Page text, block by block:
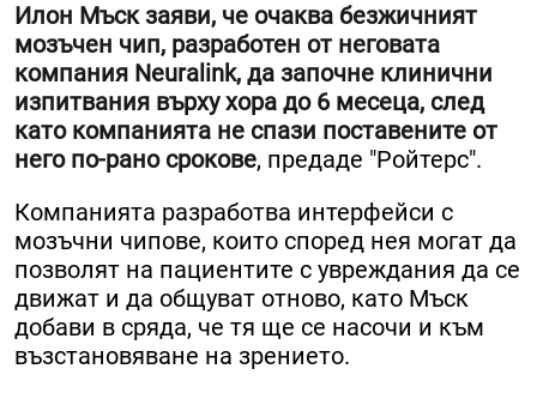
Илон Мъск заяви, че очаква безжичният
мозъчен чип, разработен от неговата
компания Neuralink, да започне клинични
изпитвания върху хора до 6 месеца, след
като компанията не спази поставените от
него по-рано срокове, предаде "Ройтерс".
Компанията разработва интерфейси с
мозъчни чипове, които според нея могат да
позволят на пациентите с увреждания да се
движат и да общуват отново, като Мъск
добави в сряда, че тя ще се насочи и към
възстановяване на зрението.